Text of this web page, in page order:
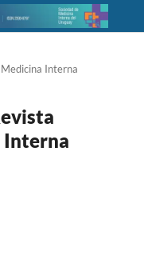
Interna
Interna